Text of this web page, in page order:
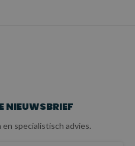
NIEUWSBRIEF
specialistisch advies.